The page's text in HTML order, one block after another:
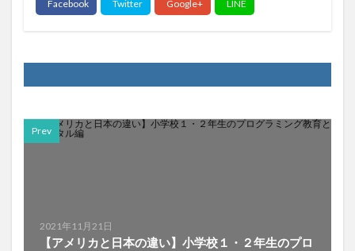
Prev
2021年11月21日
【アメリカと日本の違い】小学校１・２年生のプロ